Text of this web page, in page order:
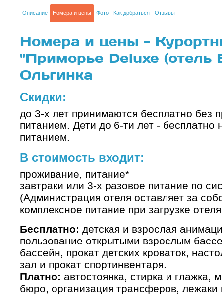
Описание Номера и цены Фото Как добраться Отзывы
Номера и цены -
"Приморье Deluxe (отель
Ольгинка
Скидки:
до 3-х лет принимаются бесплатно без
питанием. Дети до 6-ти лет - бесплатно
питанием.
В стоимость входит:
проживание, питание*
завтраки или 3-х разовое питание по
(Администрация отеля оставляет за
комплексное питание при загрузке
Бесплатно: детская и взрослая
пользование открытыми взрослым
бассейн, прокат детских кроваток,
зал и прокат спортинвентаря.
Платно: автостоянка, стирка и глажка,
бюро, организация трансферов, лежаки